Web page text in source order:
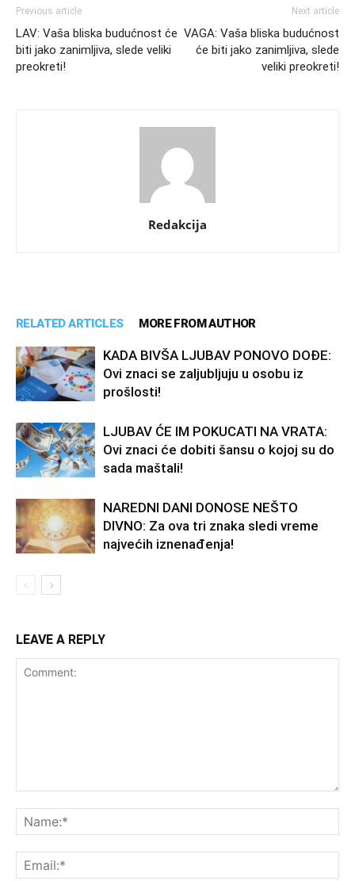
Previous article
LAV: Vaša bliska budućnost će
biti jako zanimljiva, slede veliki
preokreti!
Next article
VAGA: Vaša bliska budućnost
će biti jako zanimljiva, slede
veliki preokreti!
Redakcija
RELATED ARTICLES MORE FROM AUTHOR
KADA BIVŠA LJUBAV PONOVO DOĐE:
Ovi znaci se zaljubljuju u osobu iz
prošlosti!
LJUBAV ĆE IM POKUCATI NA VRATA:
Ovi znaci će dobiti šansu o kojoj su do
sada maštali!
NAREDNI DANI DONOSE NEŠTO
DIVNO: Za ova tri znaka sledi vreme
najvećih iznenađenja!
LEAVE A REPLY